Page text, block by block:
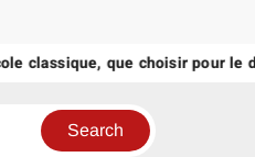
classique, que choisir pour le